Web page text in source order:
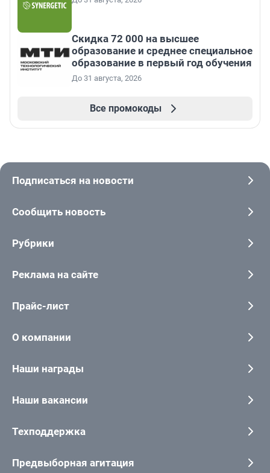
Скидка 72 000 на высшее
образование и среднее специальное
образование в первый год обучения
До 31 августа, 2026
Все промокоды
Подписаться на новости
Сообщить новость
Рубрики
Реклама на сайте
Прайс-лист
О компании
Наши награды
Наши вакансии
Техподдержка
Предвыборная агитация